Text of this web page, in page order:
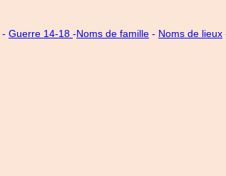
- Guerre 14-18 -Noms de famille - Noms de lieux